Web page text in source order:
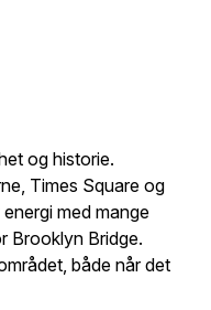
og historie.
Times Square og
med mange
Brooklyn Bridge.
både når det